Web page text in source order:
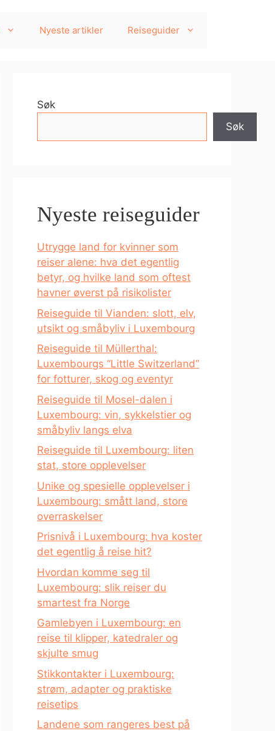
Nyeste artikler Reiseguider
Søk
Søk
Nyeste reiseguider
Utrygge land for kvinner som
reiser alene: hva det egentlig
betyr, og hvilke land som oftest
havner øverst på risikolister
Reiseguide til Vianden: slott, elv,
utsikt og småbyliv i Luxembourg
Reiseguide til Müllerthal:
Luxembourgs “Little Switzerland”
for fotturer, skog og eventyr
Reiseguide til Mosel-dalen i
Luxembourg: vin, sykkelstier og
småbyliv langs elva
Reiseguide til Luxembourg: liten
stat, store opplevelser
Unike og spesielle opplevelser i
Luxembourg: smått land, store
overraskelser
Prisnivå i Luxembourg: hva koster
det egentlig å reise hit?
Hvordan komme seg til
Luxembourg: slik reiser du
smartest fra Norge
Gamlebyen i Luxembourg: en
reise til klipper, katedraler og
skjulte smug
Stikkontakter i Luxembourg:
strøm, adapter og praktiske
reisetips
Landene som rangeres best på